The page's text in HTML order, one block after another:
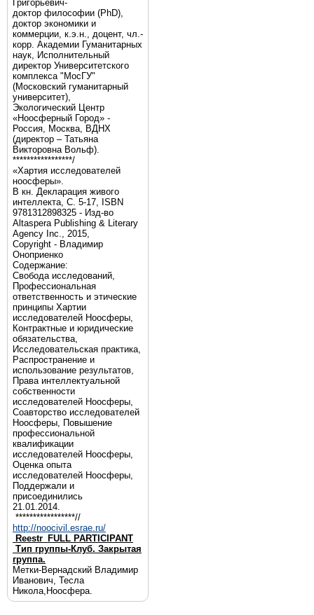
Григорьевич-
доктор философии (PhD),
доктор экономики и
коммерции, к.э.н., доцент, чл.-
корр. Академии Гуманитарных
наук, Исполнительный
директор Университетского
комплекса "МосГУ"
(Московский гуманитарный
университет),
Экологический Центр
«Ноосферный Город» -
Россия, Москва, ВДНХ
(директор – Татьяна
Викторовна Вольф).
*****************/
«Хартия исследователей
ноосферы».
В кн. Декларация живого
интеллекта, С. 5-17, ISBN
9781312898325 - Изд-во
Altaspera Publishing & Literary
Agency Inc., 2015,
Copyright - Владимир
Оноприенко
Содержание:
Свобода исследований,
Профессиональная
ответственность и этические
принципы Хартии
исследователей Ноосферы,
Контрактные и юридические
обязательства,
Исследовательская практика,
Распространение и
использование результатов,
Права интеллектуальной
собственности
исследователей Ноосферы,
Соавторство исследователей
Ноосферы, Повышение
профессиональной
квалификации
исследователей Ноосферы,
Оценка опыта
исследователей Ноосферы,
Поддержали и
присоединились
21.01.2014.
*****************//
http://noocivil.esrae.ru/
Reestr_FULL PARTICIPANT
Тип группы-Клуб. Закрытая
группа.
Метки-Вернадский Владимир
Иванович, Тесла
Никола,Ноосфера.